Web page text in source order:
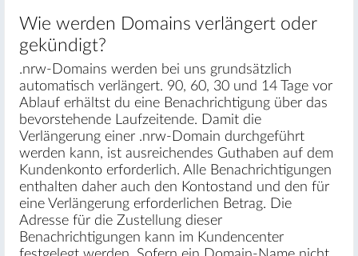
Wie werden Domains verlängert oder
gekündigt?
.nrw-Domains werden bei uns grundsätzlich
automatisch verlängert. 90, 60, 30 und 14 Tage vor
Ablauf erhältst du eine Benachrichtigung über das
bevorstehende Laufzeitende. Damit die
Verlängerung einer .nrw-Domain durchgeführt
werden kann, ist ausreichendes Guthaben auf dem
Kundenkonto erforderlich. Alle Benachrichtigungen
enthalten daher auch den Kontostand und den für
eine Verlängerung erforderlichen Betrag. Die
Adresse für die Zustellung dieser
Benachrichtigungen kann im Kundencenter